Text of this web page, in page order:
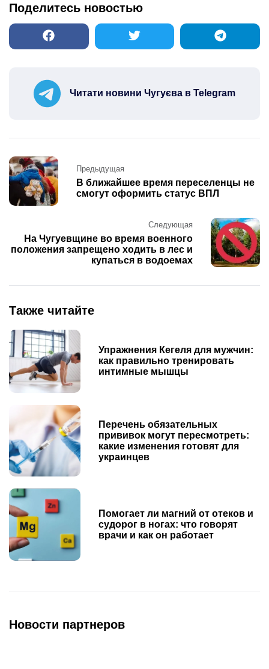
Поделитесь новостью
Читати новини Чугуєва в Telegram
Post
navigation
Предыдущая
В ближайшее время переселенцы не
смогут оформить статус ВПЛ
Следующая
На Чугуевщине во время военного
положения запрещено ходить в лес и
купаться в водоемах
Также читайте
Упражнения Кегеля для мужчин:
как правильно тренировать
интимные мышцы
Перечень обязательных
прививок могут пересмотреть:
какие изменения готовят для
украинцев
Помогает ли магний от отеков и
судорог в ногах: что говорят
врачи и как он работает
Новости партнеров